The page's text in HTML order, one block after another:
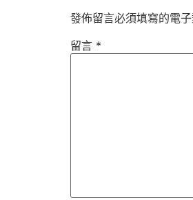
發佈留言必須填寫的電
留言 *